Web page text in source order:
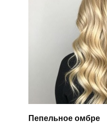
Пепельное омбре